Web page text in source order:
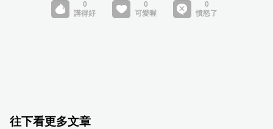
往下看更多文章